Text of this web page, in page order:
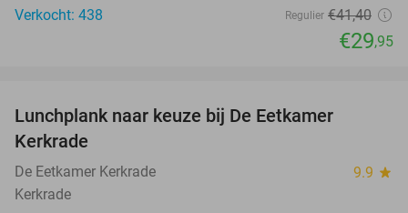
Verkocht: 438
Regulier €41,40
€29,95
Lunchplank naar keuze bij De Eetkamer
Kerkrade
De Eetkamer Kerkrade 9.9 star
Kerkrade